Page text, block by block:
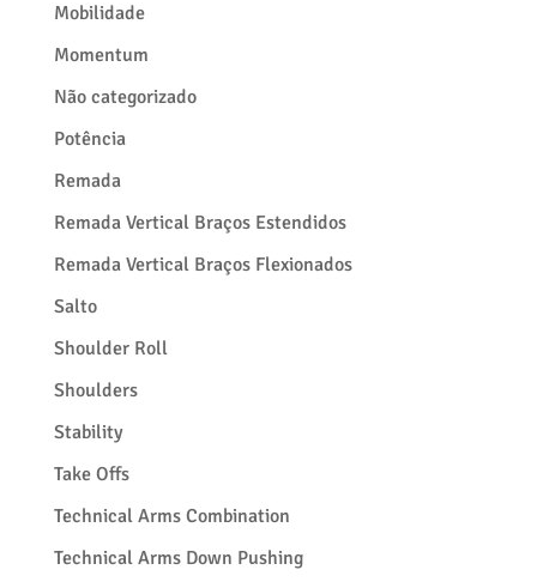
Mobilidade
Momentum
Não categorizado
Potência
Remada
Remada Vertical Braços Estendidos
Remada Vertical Braços Flexionados
Salto
Shoulder Roll
Shoulders
Stability
Take Offs
Technical Arms Combination
Technical Arms Down Pushing